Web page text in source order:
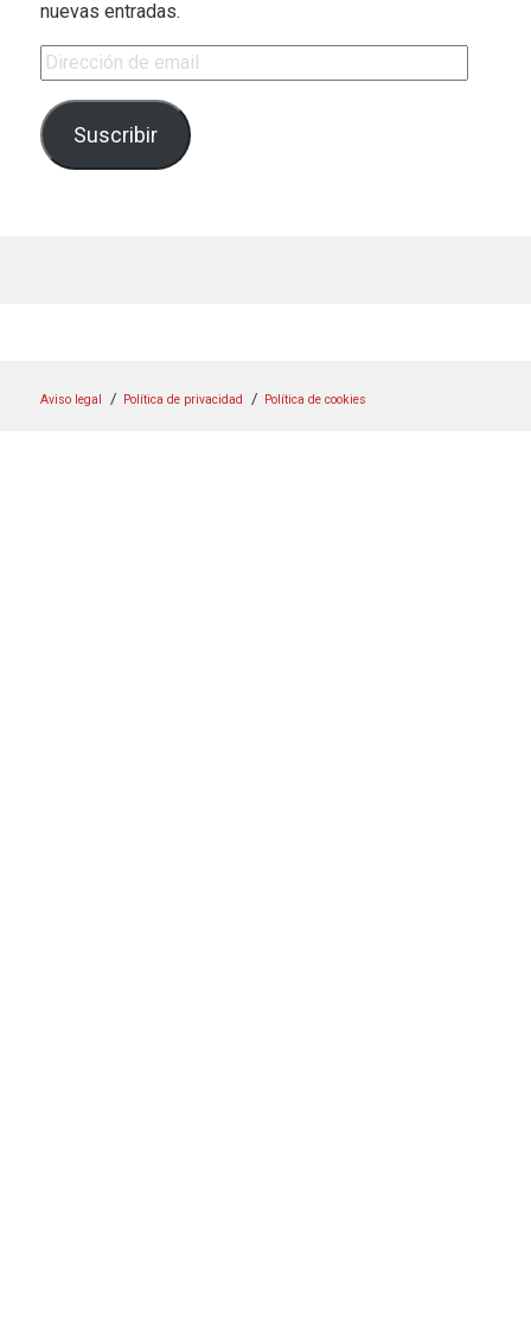
nuevas entradas.
Dirección de email
Suscribir
Aviso legal Política de privacidad Política de cookies